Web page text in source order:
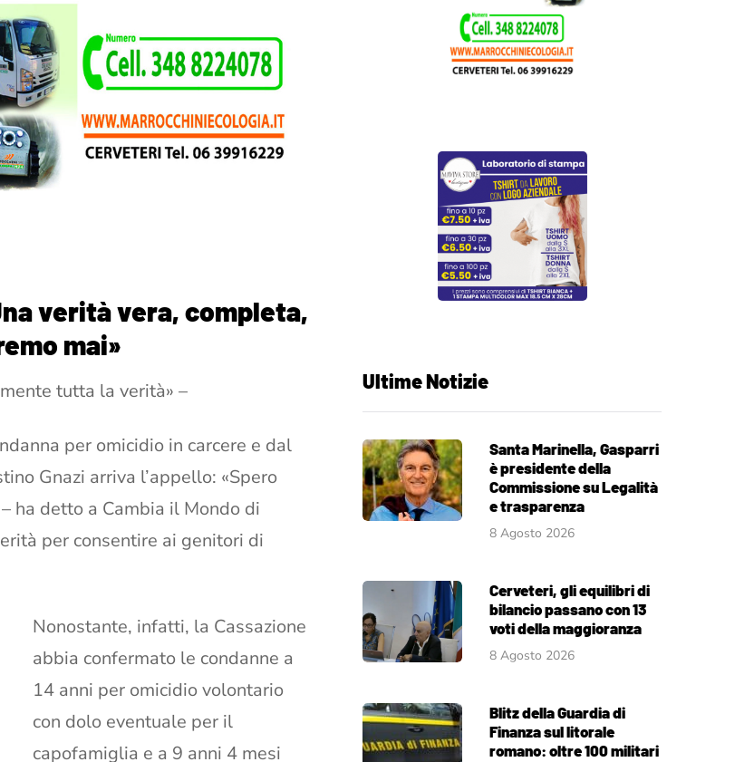
verità vera, completa,
mai»
tutta la verità» –
per omicidio in carcere e dal
Gnazi arriva l’appello: «Spero
ha detto a Cambia il Mondo di
per consentire ai genitori di
Nonostante, infatti, la Cassazione
abbia confermato le condanne a
14 anni per omicidio volontario
con dolo eventuale per il
capofamiglia e a 9 anni 4 mesi
Ultime Notizie
Santa Marinella, Gasparri
è presidente della
Commissione su Legalità
e trasparenza
8 Agosto 2026
Cerveteri, gli equilibri di
bilancio passano con 13
voti della maggioranza
8 Agosto 2026
Blitz della Guardia di
Finanza sul litorale
romano: oltre 100 militari